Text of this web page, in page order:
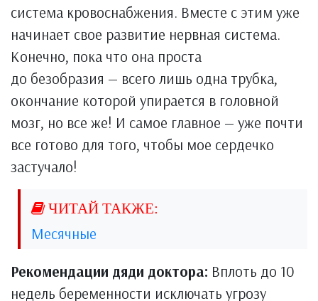
система кровоснабжения. Вместе с этим уже
начинает свое развитие нервная система.
Конечно, пока что она проста
до безобразия — всего лишь одна трубка,
окончание которой упирается в головной
мозг, но все же! И самое главное — уже почти
все готово для того, чтобы мое сердечко
застучало!
Месячные
Рекомендации дяди доктора: Вплоть до 10
недель беременности исключать угрозу